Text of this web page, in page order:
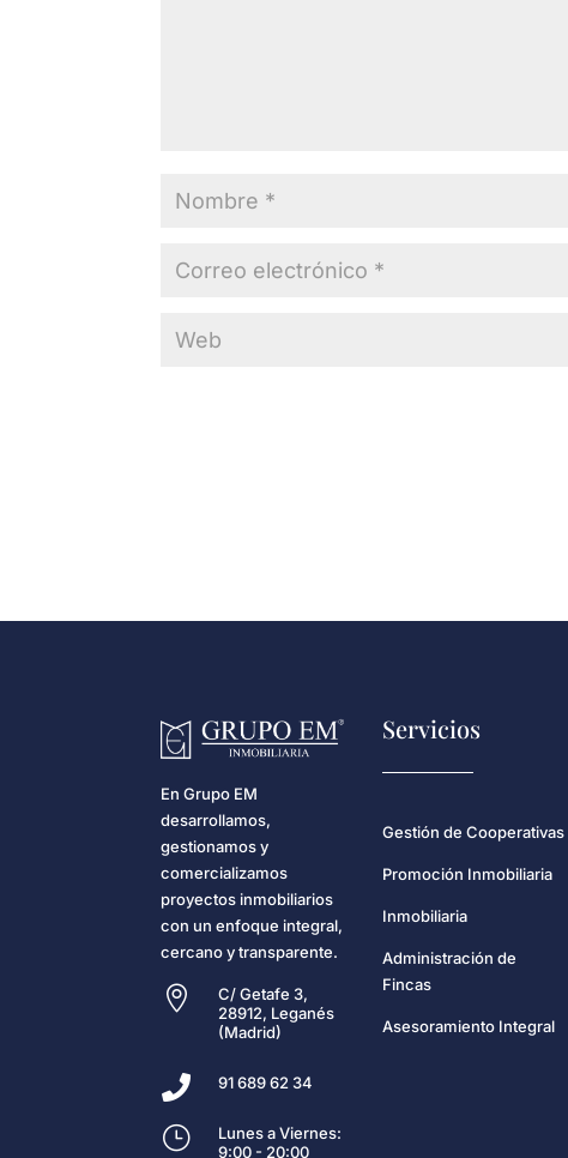
En Grupo EM
desarrollamos,
gestionamos y
comercializamos
proyectos inmobiliarios
con un enfoque integral,
cercano y transparente.

C/ Getafe 3,
28912, Leganés
(Madrid)
 91 689 62 34
}
Lunes a Viernes:
9:00 - 20:00
Servicios
Gestión de Cooperativas
Promoción Inmobiliaria
Inmobiliaria
Administración de
Fincas
Asesoramiento Integral